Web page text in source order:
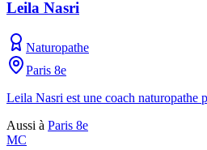
Leila Nasri
Naturopathe
Paris 8e
Leila Nasri est une coach naturopathe
Aussi à Paris 8e
MC